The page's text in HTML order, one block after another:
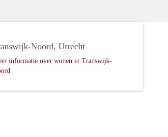
Noord, Utrecht
informatie over wonen in Transwijk-